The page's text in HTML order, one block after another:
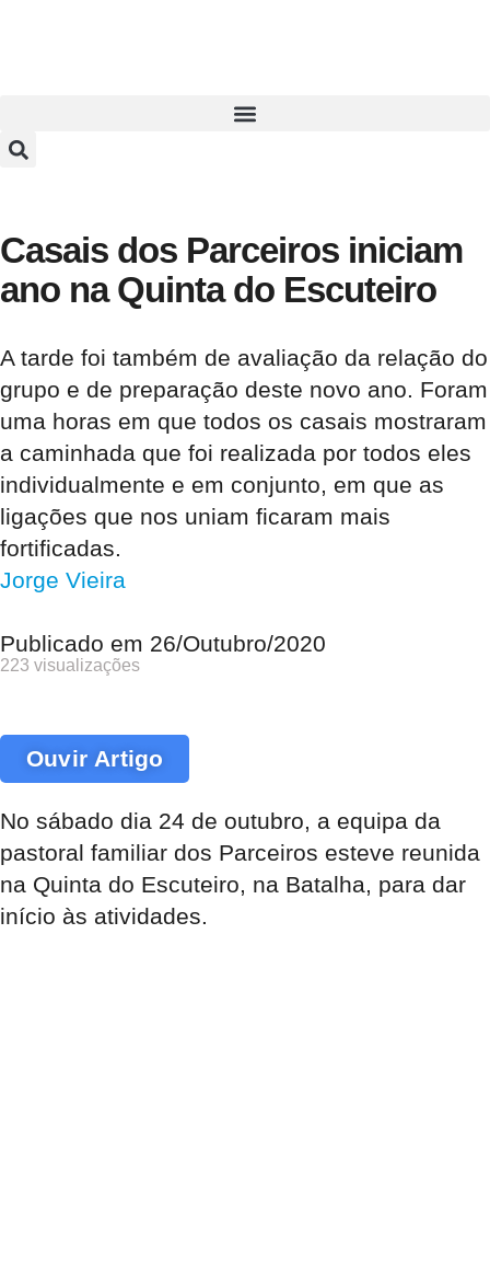
Casais dos Parceiros iniciam
ano na Quinta do Escuteiro
A tarde foi também de avaliação da relação do
grupo e de preparação deste novo ano. Foram
uma horas em que todos os casais mostraram
a caminhada que foi realizada por todos eles
individualmente e em conjunto, em que as
ligações que nos uniam ficaram mais
fortificadas.
Jorge Vieira
Publicado em 26/Outubro/2020
223 visualizações
Ouvir Artigo
No sábado dia 24 de outubro, a equipa da
pastoral familiar dos Parceiros esteve reunida
na Quinta do Escuteiro, na Batalha, para dar
início às atividades.